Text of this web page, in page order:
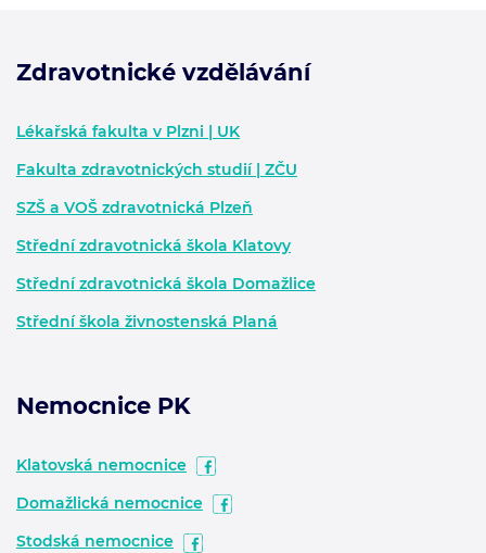
Zdravotnické vzdělávání
Lékařská fakulta v Plzni | UK
Fakulta zdravotnických studií | ZČU
SZŠ a VOŠ zdravotnická Plzeň
Střední zdravotnická škola Klatovy
Střední zdravotnická škola Domažlice
Střední škola živnostenská Planá
Nemocnice PK
Klatovská nemocnice
Domažlická nemocnice
Stodská nemocnice